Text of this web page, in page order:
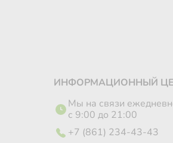
ИНФОРМАЦИОННЫЙ
Мы на связи
с 9:00 до 21:00
+7 (861) 234-43-43